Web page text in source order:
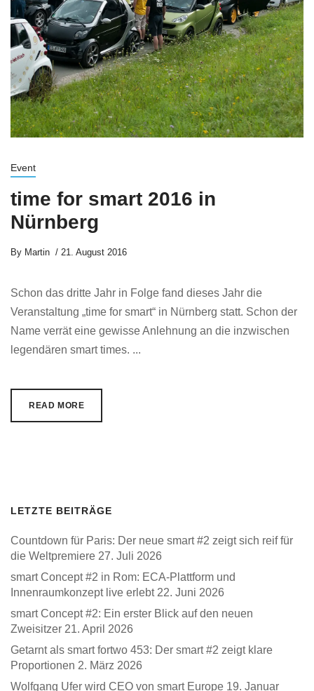
Event
time for smart 2016 in
Nürnberg
By Martin 21. August 2016
Schon das dritte Jahr in Folge fand dieses Jahr die
Veranstaltung „time for smart“ in Nürnberg statt. Schon der
Name verrät eine gewisse Anlehnung an die inzwischen
legendären smart times. ...
READ MORE
LETZTE BEITRÄGE
Countdown für Paris: Der neue smart #2 zeigt sich reif für
die Weltpremiere 27. Juli 2026
smart Concept #2 in Rom: ECA-Plattform und
Innenraumkonzept live erlebt 22. Juni 2026
smart Concept #2: Ein erster Blick auf den neuen
Zweisitzer 21. April 2026
Getarnt als smart fortwo 453: Der smart #2 zeigt klare
Proportionen 2. März 2026
Wolfgang Ufer wird CEO von smart Europe 19. Januar